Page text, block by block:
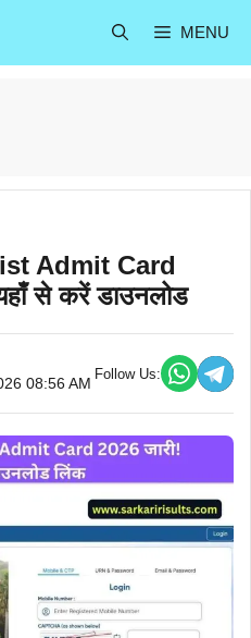
MENU
Admit Card
से करें डाउनलोड
08:56 AM
Follow Us: